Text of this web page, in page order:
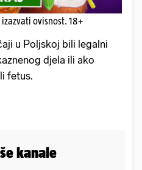
ovisnost. 18+
u Poljskoj bili legalni
djela ili ako
fetus.
kanale